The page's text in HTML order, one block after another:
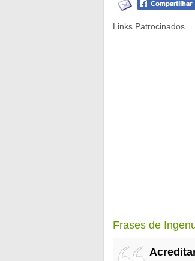
Links Patrocinados
Frases de